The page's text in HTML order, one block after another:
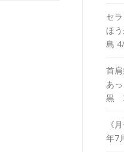
セ
ほ
島
首
あ
黒
《
年7